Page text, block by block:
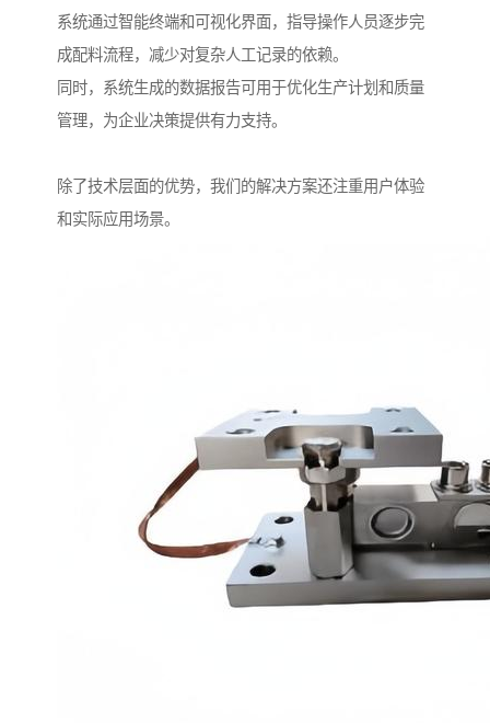
系统通过智能终端和可视化界面，指导操作人员逐步完
成配料流程，减少对复杂人工记录的依赖。
同时，系统生成的数据报告可用于优化生产计划和质量
管理，为企业决策提供有力支持。
除了技术层面的优势，我们的解决方案还注重用户体验
和实际应用场景。